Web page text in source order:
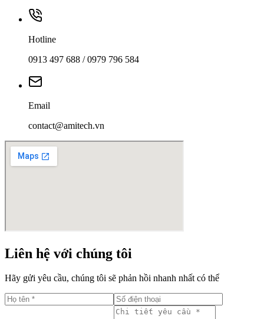
Hotline
0913 497 688 / 0979 796 584
Email
contact@amitech.vn
Liên hệ với chúng tôi
Hãy gửi yêu cầu, chúng tôi sẽ phản hồi nhanh nhất có thể